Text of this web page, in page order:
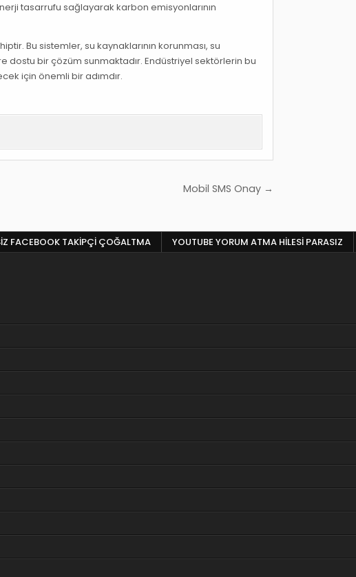
tasarrufu sağlayarak karbon emisyonlarının
Bu sistemler, su kaynaklarının korunması, su
dostu bir çözüm sunmaktadır. Endüstriyel sektörlerin bu
için önemli bir adımdır.
Mobil SMS Onay →
FACEBOOK TAKIPÇI ÇOĞALTMA YOUTUBE YORUM ATMA HILESI PARASIZ